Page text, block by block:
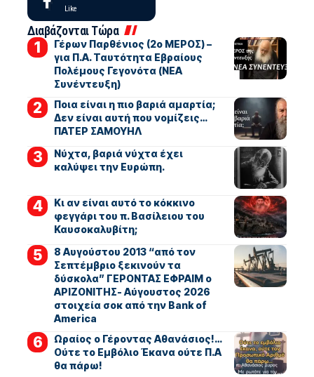
Like
Διαβάζονται Τώρα
Γέρων Παρθένιος (2ο ΜΕΡΟΣ) –
για Π.Α. Ταυτότητα Εβραίους
Πολέμους Γεγονότα (ΝΕΑ
Συνέντευξη)
Ποια είναι η πιο βαριά αμαρτία;
Δεν είναι αυτή που νομίζεις…
ΠΑΤΕΡ ΣΑΜΟΥΗΛ
Νύχτα, βαριά νύχτα έχει
καλύψει την Ευρώπη.
Κι αν είναι αυτό το κόκκινο
φεγγάρι του π. Βασίλειου του
Καυσοκαλυβίτη;
8 Αυγούστου 2013 “από τον
Σεπτέμβριο ξεκινούν τα
δύσκολα” ΓΕΡΟΝΤΑΣ ΕΦΡΑΙΜ ο
ΑΡΙΖΟΝΙΤΗΣ- Αύγουστος 2026
στοιχεία σοκ από την Bank of
America
Ωραίος ο Γέροντας Αθανάσιος!…
Ούτε το Εμβόλιο Έκανα ούτε Π.Α
θα πάρω!